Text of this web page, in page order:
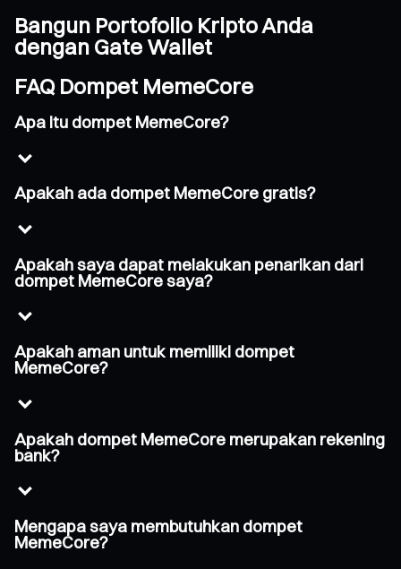
Bangun Portofolio Kripto Anda
dengan Gate Wallet
FAQ Dompet MemeCore
Apa itu dompet MemeCore?
Apakah ada dompet MemeCore gratis?
Apakah saya dapat melakukan penarikan dari
dompet MemeCore saya?
Apakah aman untuk memiliki dompet
MemeCore?
Apakah dompet MemeCore merupakan rekening
bank?
Mengapa saya membutuhkan dompet
MemeCore?